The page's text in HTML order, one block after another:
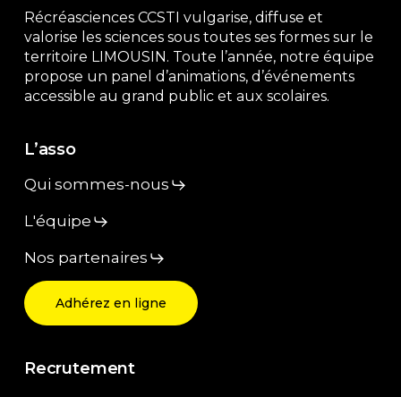
Récréasciences CCSTI vulgarise, diffuse et
valorise les sciences sous toutes ses formes sur le
territoire LIMOUSIN. Toute l’année, notre équipe
propose un panel d’animations, d’événements
accessible au grand public et aux scolaires.
L’asso
Qui sommes-nous
L'équipe
Nos partenaires
Adhérez en ligne
Recrutement